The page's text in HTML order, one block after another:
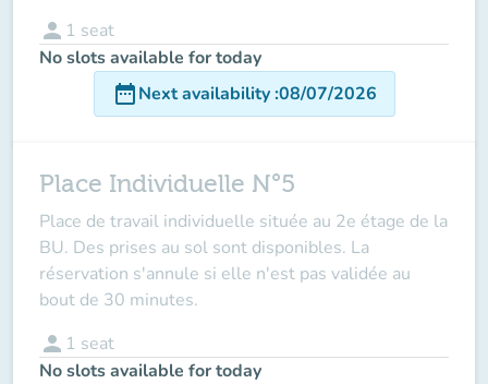
person 1 seat
No slots available for today
date_rangeNext availability:08/07/2026
Place Individuelle N°5
Place de travail individuelle située au 2e étage de la
BU. Des prises au sol sont disponibles. La
réservation s'annule si elle n'est pas validée au
bout de 30 minutes.
person 1 seat
No slots available for today